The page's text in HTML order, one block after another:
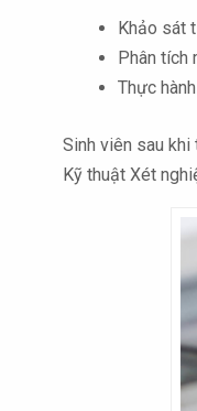
Khảo sát
Phân tích
Thực
Sinh viên sau
Kỹ thuật Xét